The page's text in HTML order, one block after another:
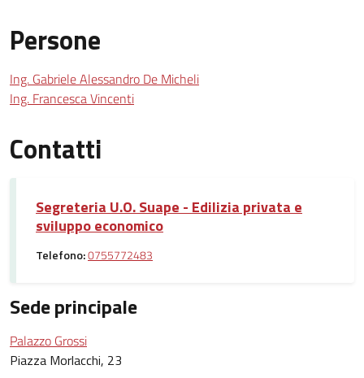
Persone
Ing. Gabriele Alessandro De Micheli
Ing. Francesca Vincenti
Contatti
Segreteria U.O. Suape - Edilizia privata e
sviluppo economico
Telefono:0755772483
Sede principale
Palazzo Grossi
Piazza Morlacchi, 23